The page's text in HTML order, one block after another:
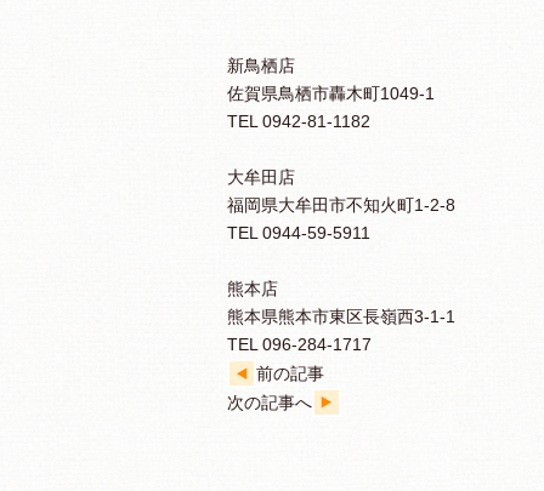
新鳥栖店
佐賀県鳥栖市轟木町1049-1
TEL 0942-81-1182
大牟田店
福岡県大牟田市不知火町1-2-8
TEL 0944-59-5911
熊本店
熊本県熊本市東区長嶺西3-1-1
TEL 096-284-1717
前の記事
次の記事へ